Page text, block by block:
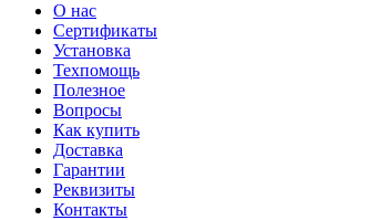
О нас
Сертификаты
Установка
Техпомощь
Полезное
Вопросы
Как купить
Доставка
Гарантии
Реквизиты
Контакты